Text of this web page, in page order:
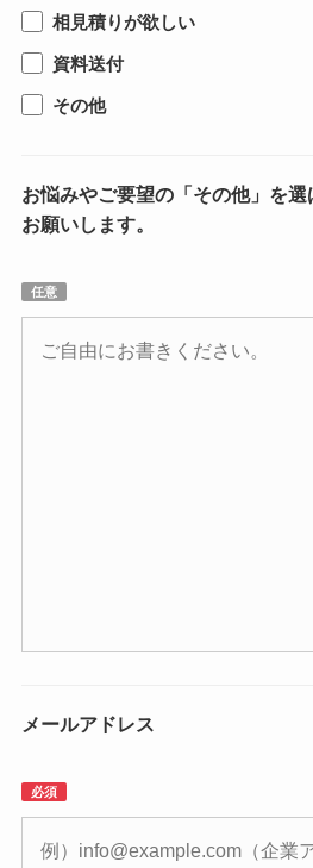
相見積りが欲しい
資料送付
その他
お悩みやご要望の「その他」を
お願いします。
任意
メールアドレス
必須